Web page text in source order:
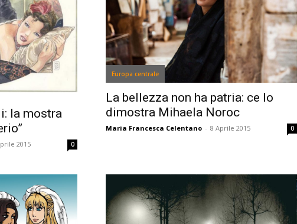
la mostra
2015 0
Europa centrale
La bellezza non ha patria: ce lo
dimostra Mihaela Noroc
Maria Francesca Celentano - 8 Aprile 2015 0